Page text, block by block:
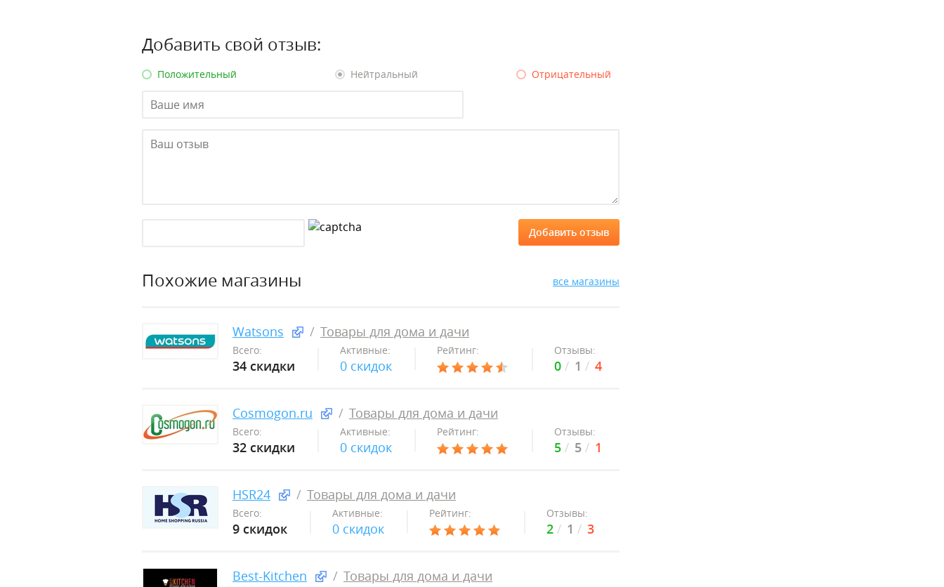
Добавить свой отзыв:
Положительный Нейтральный Отрицательный
Похожие магазины все магазины
Watsons Товары для дома и дачи
Всего:
34 скидки
Активные:
0 скидок
Рейтинг: Отзывы:
0 1 4
Cosmogon.ru Товары для дома и дачи
Всего:
32 скидки
Активные:
0 скидок
Рейтинг: Отзывы:
5 5 1
HSR24 Товары для дома и дачи
Всего:
9 скидок
Активные:
0 скидок
Рейтинг: Отзывы:
2 1 3
Best-Kitchen Товары для дома и дачи